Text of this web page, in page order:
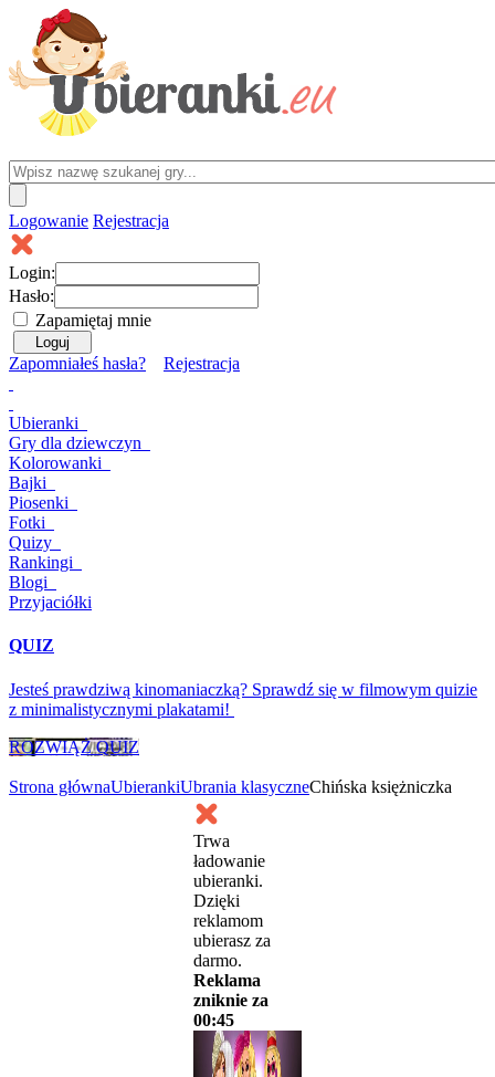
Logowanie Rejestracja
Login:
Hasło:
Zapamiętaj mnie
Zapomniałeś hasła? Rejestracja
Ubieranki
Gry dla dziewczyn
Kolorowanki
Bajki
Piosenki
Fotki
Quizy
Rankingi
Blogi
Przyjaciółki
QUIZ
Jesteś prawdziwą kinomaniaczką? Sprawdź się w filmowym quizie
z minimalistycznymi plakatami!
ROZWIĄŻ QUIZ
Strona głównaUbierankiUbrania klasyczneChińska księżniczka
Trwa
ładowanie
ubieranki.
Dzięki
reklamom
ubierasz za
darmo.
Reklama
zniknie za
00:45